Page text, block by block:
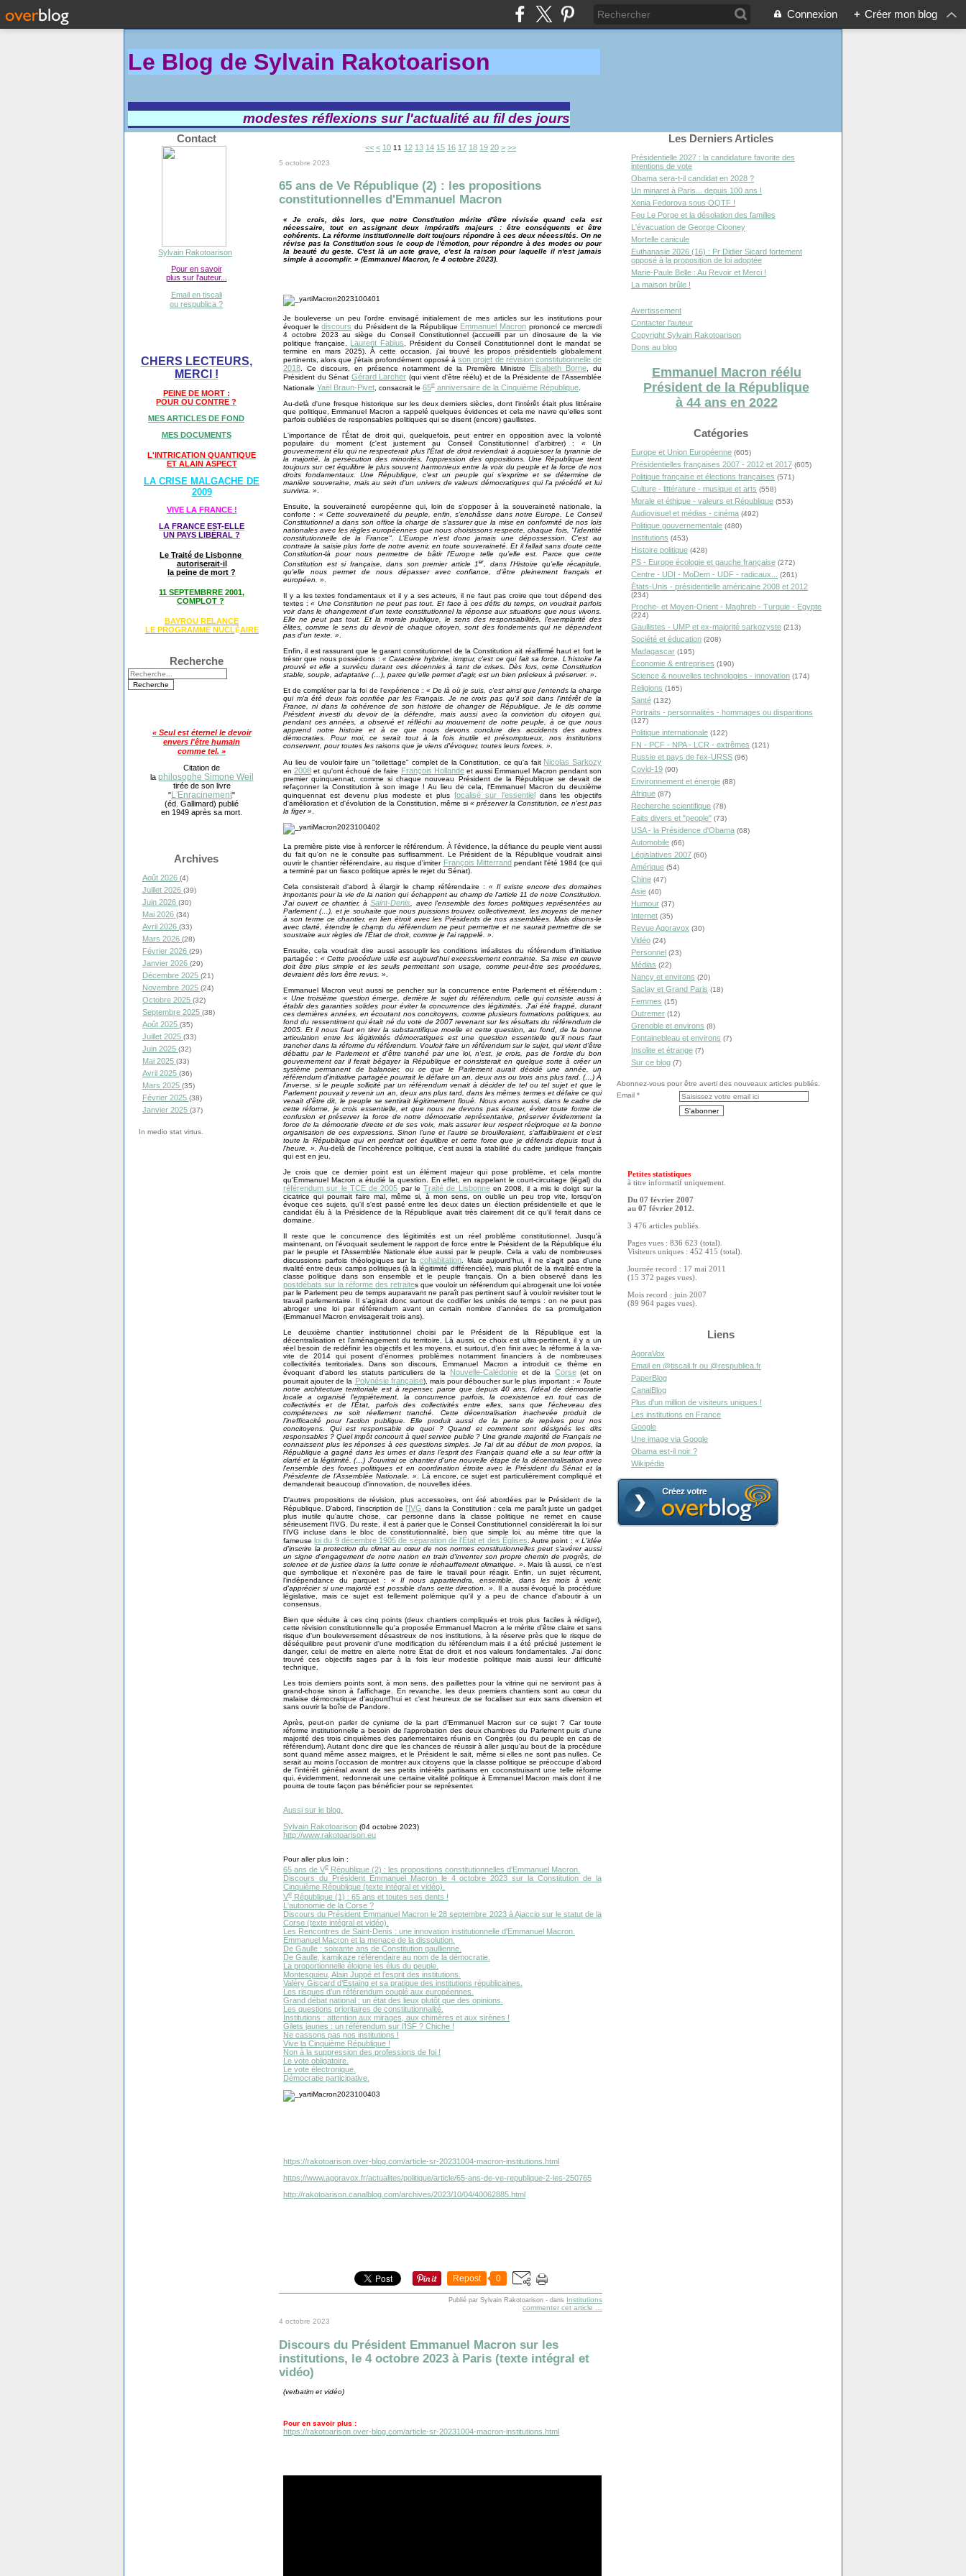
Connexion + Créer mon blog
Le Blog de Sylvain Rakotoarison
modestes réflexions sur l'actualité au fil des jours
Contact
Sylvain Rakotoarison
Pour en savoir
plus sur l'auteur...
Email en tiscali
ou respublica ?
CHERS LECTEURS,
MERCI !
PEINE DE MORT :
POUR OU CONTRE ?
MES ARTICLES DE FOND
MES DOCUMENTS
L'INTRICATION QUANTIQUE
ET ALAIN ASPECT
LA CRISE MALGACHE DE
2009
VIVE LA FRANCE !
LA FRANCE EST-ELLE
UN PAYS LIBÉRAL ?
Le Traité de Lisbonne
autoriserait-il
la peine de mort ?
11 SEPTEMBRRE 2001,
COMPLOT ?
BAYROU RELANCE
LE PROGRAMME NUCLÉAIRE
Recherche
« Seul est éternel le devoir
envers l'être humain
comme tel. »
Citation de
la philosophe Simone Weil
tirée de son livre
"L'Enracinement"
(éd. Gallimard) publié
en 1949 après sa mort.
Archives
Août 2026 (4)
Juillet 2026 (39)
Juin 2026 (30)
Mai 2026 (34)
Avril 2026 (33)
Mars 2026 (28)
Février 2026 (29)
Janvier 2026 (29)
Décembre 2025 (21)
Novembre 2025 (24)
Octobre 2025 (32)
Septembre 2025 (38)
Août 2025 (35)
Juillet 2025 (33)
Juin 2025 (32)
Mai 2025 (33)
Avril 2025 (36)
Mars 2025 (35)
Février 2025 (38)
Janvier 2025 (37)
In medio stat virtus.
<< < 10 11 12 13 14 15 16 17 18 19 20 30
40
> >>
5 octobre 2023
65 ans de Ve République (2) : les propositions
constitutionnelles d'Emmanuel Macron
« Je crois, dès lors, que notre Constitution mérite d'être révisée quand cela est
nécessaire, tout en assignant deux impératifs majeurs : être conséquents et être
cohérents. La réforme institutionnelle doit toujours répondre à ces deux nécessités. On ne
révise pas la Constitution sous le coup de l'émotion, pour répondre à des modes ou pour
la beauté du geste. C'est là un acte grave, c'est la raison pour laquelle il n'est jamais
simple à accomplir. » (Emmanuel Macron, le 4 octobre 2023).
Je bouleverse un peu l'ordre envisagé initialement de mes articles sur les institutions pour
évoquer lediscours du Président de la République Emmanuel Macron prononcé ce mercredi
4 octobre 2023 au siège du Conseil Constitutionnel (accueilli par un dinosaure de la vie
politique française, Laurent Fabius
, Président du Conseil Constitutionnel dont le mandat se
termine en mars 2025).À
cette occasion, j'ai trouvé les propos présidentiels globalement
pertinents, alors que j'étais profondément opposé àson projet de révision constitutionnelle de
2018 . Ce discours, en présence notamment de la Première Ministre Élisabeth Borne , du
Président du Sénat Gérard Larcher (qui vient d'être réélu) et de la Présidente de l'Assemblée
Nationale Yaël Braun-Pivet , consacrait le 65e anniversaire de la Cinquième République
Au-delà d'une fresque historique sur les deux derniers siècles, dont l'intérêt était plus littéraire
que politique, Emmanuel Macron a rappelé quelques évidences et cela me navre qu'elles sont
parfois oubliées de responsables politiques qui se disent (encore) gaullistes.
L'importance de l'État de droit qui, quelquefois, peut entrer en opposition avec la volonté
populaire du moment (c'est justement au Conseil Constitutionnel d'arbitrer) : « Un
gouvernement élu qui ne respecterait plus l'État de droit reviendrait à acquiescer la tyrannie de
la majorité, la persécution des minorités, l'oppression des oppositions. Une République tient
toujours sur cet équilibre le plus souvent harmonieux entre la voix du peuple et la force de nos
droits fondamentaux. Une République, c'est un peuple qui s'exprime et se détermine de
manière souveraine, mais au sein d'un univers de valeurs démocratiques qui l'a précédé et lui
survivra. »
Ensuite, la souveraineté européenne qui, loin de s'opposer à la souveraineté nationale, la
conforte : « Cette souveraineté du peuple, enfin, s’enchâsse dans notre Europe. Le Conseil
Constitutionnel a dans son office la charge de s’assurer que la mise en conformité de nos lois
nationales avec les règles européennes que nous choisissons respecte, chaque fois, "l’identité
constitutionnelle de la France". L’Europe n’est donc jamais une dépossession. C’est au
contraire la saisie plus forte de notre avenir, en toute souveraineté. Et il fallait sans doute cette
Constitution-là pour nous permettre de bâtir l’Europe telle qu’elle est. Parce que cette
Constitution est si française, dans son premier article 1er , dans l’Histoire qu’elle récapitule,
qu’elle nous permet de nous dépasser avec confiance, d’être pleinement français et
européen. »
Il y a les textes fondamentaux et il y a ses acteurs, il ne faut pas croire que tout dépend des
textes :« Une Constitution ne peut pas tout. Et face à ces défis du temps, on voudrait parfois
voir dans le changement d'un texte constitutionnel la réponse aux situations que nous vivons.
Elle ne peut pas tout. Et la morale publique, le sens des responsabilités, l'exemplarité des
élites, comme le sens du devoir de chaque citoyen, sont des fondements qui ne dépendent
pas d'un texte. »
Enfin, il est rassurant que le garant constitutionnel de la Constitution ait réaffirmé haut et fort le
trésor que nous possédons : « Caractère hybride, ismpur, c'est ce qui fait sa force. L'histoire l'a
prouvé et elle a survécu durant ces décennies à tant de crises. Dès lors, cette Constitution
stable, souple, adaptative (…), parce qu'elle permet d'agir, est un bien précieux à préserver. »
Et de compléter par la foi de l'expérience : « De là où je suis, c'est ainsi que j'entends la charge
qui m'a été deux fois confiée par les Français. Je ne crois pas qu'il soit dans l'intérêt de la
France, ni dans la cohérence de son histoire de changer de République. Je le dis comme
Président investi du devoir de la défendre, mais aussi avec la conviction du citoyen qui,
pendant ces années, a observé et réfléchi au mouvement de notre peuple, à ce que nous
apprend notre histoire et à ce que nous devons conclure des accidents des autres
démocraties. Pour moi, ce serait tout à la fois inutile et présomptueux, nos institutions
conservent, pour toutes les raisons que je viens d'évoquer, toutes leurs forces. »
Au lieu de vouloir faire un "toilettage" complet de la Constitution, ce qu'a fait Nicolas Sarkozy
en2008 et qu'ont échoué de faire François Hollandeet aussi Emmanuel Macron pendant son
premier quinquennat, comme si chaque nouveau Président de la République se devait de
refaçonner la Constitution à son image ! Au lieu de cela, l'Emmanuel Macron du deuxième
quinquennat est devenu plus modeste et plusfocalisé sur l'essentiel dans les objectifs
d'amélioration et d'évolution de la Constitution, même si « préserver la Constitution, ce n'est pas
la figer »
La première piste vise à renforcer le référendum. À l'évidence, la défiance du peuple vient aussi
du fait qu'on ne le consulte pas suffisamment. Le Président de la République voudrait ainsi
ouvrir le chantier référendaire, au risque d'imiter François Mitterrand pendant l'été 1984 (ce qui
a terminé par un fiasco politique après le rejet du Sénat).
Cela consisterait d'abord à élargir le champ référendaire : « Il existe encore des domaines
importants pour la vie de la nation qui échappent au champ de l'article 11 de notre Constitution.
J'ai ouvert ce chantier, àSaint-Denis
, avec l'ensemble des forces politiques représentées au
Parlement (…), et je souhaite que nous puissions trouver, collectivement, les moyens de mener
à son terme ce chantier, en lien étroit avec les Présidents de nos assemblées. Mais disons-le
avec clarté, étendre le champ du référendum ne peut permettre et ne saurait permettre de se
soustraire aux règles de l’État de droit, comme je l'ai rappelé. »
Ensuite, cela voudrait dire aussi assouplir les conditions irréalistes du référendum d'initiative
partagée : « Cette procédure utile est aujourd'hui excessivement contrainte. Sa mise en œuvre
doit être plus simple et les seuils permettant son usage, comme peut-être ses procédures,
devraient dès lors être revus. »
Emmanuel Macron veut aussi se pencher sur la concurrence entre Parlement et référendum :
« Une troisième question émerge, derrière le sujet du référendum, celle qui consiste aussi à
établir des garanties solides pour éviter la concurrence des légitimités. J'ai été frappé, durant
ces dernières années, en écoutant nos concitoyens, comme plusieurs formations politiques, au
fond du ressentiment qui était né du vote de 2007 revenant sur les résultats du référendum de
2005. Et il nous faut en tirer la substantifique moelle et cette question, au fond, de la bonne
articulation entre les légitimités démocratiques est une question essentielle qu’il nous faut
trancher dans la réforme du référendum. Vouloir faire un référendum sur le sujet, qui vient d’être
débattu par le Parlement et d'être tranché par une loi, n'est, je crois, pas de l'ordre du bon
gouvernement car il ferait bégayer la République et consisterait en quelque sorte à créer un
système permanent de balancier, ou ce que le Parlement aurait décidé une année, un
référendum d'initiative partagée pourrait le défaire un an, deux ans ou trois ans plus tard. (…) À
l'inverse, si le peuple sollicité par un référendum venait à décider de tel ou tel sujet et que le
Parlement pouvait y revenir un an, deux ans plus tard, dans les mêmes termes et défaire ce qui
venait d'être dit, le peuple se sentirait légitimement floué. Nous avons aussi, dans le cadre de
cette réforme, je crois essentielle, et que nous ne devons pas écarter, éviter toute forme de
confusion et préserver la force de notre démocratie représentative, préserver évidemment la
force de la démocratie directe et de ses voix, mais assurer leur respect réciproque et la bonne
organisation de ces expressions. Sinon l'une et l'autre se brouilleraient, s’affaibliraient et c'est
toute la République qui en perdrait cet équilibre et cette force que je défends depuis tout à
l'heure. » . Au-delà de l'incohérence politique, c'est aussi la stabilité du cadre juridique français
qui est en jeu.
Je crois que ce dernier point est un élément majeur qui pose problème, et cela montre
qu'Emmanuel Macron a étudié la question. En effet, en rappelant le court-circuitage (légal) du
référendum sur le TCE de 2005 par leTraité de Lisbonneen 2008, il a mis le doigt sur la
cicatrice qui pourrait faire mal, même si, à mon sens, on oublie un peu trop vite, lorsqu'on
évoque ces sujets, qu'il s'est passé entre les deux dates un élection présidentielle et que le
candidat élu à la Présidence de la République avait très clairement dit ce qu'il ferait dans ce
domaine.
Il reste que le concurrence des légitimités est un réel problème constitutionnel. Jusqu'à
maintenant, on l'évoquait seulement le rapport de force entre le Président de la République élu
par le peuple et l'Assemblée Nationale élue aussi par le peuple. Cela a valu de nombreuses
discussions parfois théologiques sur lacohabitation . Mais aujourd'hui, il ne s'agit pas d'une
rivalité entre deux camps politiques (à la légitimité différenciée), mais plutôt de la rivalité entre la
classe politique dans son ensemble et le peuple français. On a bien observé dans les
postdébats sur la réforme des retraites que vouloir un référendum qui abrogerait une loi votée
par le Parlement peu de temps auparavant ne paraît pas pertinent sauf à vouloir revisiter tout le
travail parlementaire. Il s'agirait donc surtout de codifier les unités de temps : on ne peut pas
abroger une loi par référendum avant un certain nombre d'années de sa promulgation
(Emmanuel Macron envisagerait trois ans).
Le deuxième chantier institutionnel choisi par le Président de la République est la
décentralisation et l'aménagement du territoire. Là aussi, ce choix est ultra-pertinent, il y a un
réel besoin de redéfinir les objectifs et les moyens, et surtout, d'en finir avec la réforme à la va-
vite de 2014 qui posent d'énormes problèmes notamment financiers à de nombreuses
collectivités territoriales. Dans son discours, Emmanuel Macron a introduit ce thème en
évoquant d'abord les statuts particuliers de la
Nouvelle-Calédonieet de la Corse(et on
pourrait ajouter de la Polynésie française), mais pour déboucher sur le plus important : « Toute
notre architecture territoriale est à repenser, parce que depuis 40 ans, l'idéal de démocratie
locale a organisé l'empiétement, la concurrence parfois, la coexistence en tout cas de
collectivités et de l'État, parfois des collectivités entre elles, sans que l'écheveau des
compétences ne soit réellement tranché. Cette décentralisation inachevée produit de
l’inefficacité pour l’action publique. Elle produit aussi de la perte de repères pour nos
concitoyens. Qui est responsable de quoi ? Quand et comment sont désignés les dits
responsables ? Quel impôt concourt à quel service public ? Une grande majorité de Français ne
connaissent plus les réponses à ces questions simples. Je l’ai dit au début de mon propos, la
République a gagné dans les urnes et dans l’esprit des Français quand elle a su leur offrir la
clarté et la légitimité. (…) J'ouvrirai ce chantier d'une nouvelle étape de la décentralisation avec
l'ensemble des forces politiques et en coordination étroite avec le Président du Sénat et la
Présidente de l’Assemblée Nationale. » . Là encore, ce sujet est particulièrement compliqué et
demanderait beaucoup d'innovation, de nouvelles idées.
D'autres propositions de révision, plus accessoires, ont été abordées par le Président de la
République. D'abord, l'inscription de l'IVG dans la Constitution : cela me paraît juste un gadget
plus inutile qu'autre chose, car personne dans la classe politique ne remet en cause
sérieusement l'IVG. Du reste, il est à parier que le Conseil Constitutionnel considérerait la loi sur
l'IVG incluse dans le bloc de constitutionnalité, bien que simple loi, au même titre que la
fameuse loi du 9 décembre 1905 de séparation de l'État et des Églises . Autre point : « L'idée
d'inscrire la protection du climat au cœur de nos normes constitutionnelles peut s'avérer aussi
un signe d'engagement de notre nation en train d'inventer son propre chemin de progrès, de
science et de justice dans la lutte contre le réchauffement climatique. » . Mais là aussi, ce n'est
que symbolique et n'exonère pas de faire le travail pour réagir. Enfin, un sujet récurrent,
l'indépendance du parquet : « Il nous appartiendra, ensemble, dans les mois à venir,
d'apprécier si une majorité est possible dans cette direction. »
. Il a aussi évoqué la procédure
législative, mais ce sujet est tellement polémique qu'il y a peu de chance d'aboutir à un
consensus.
Bien que réduite à ces cinq points (deux chantiers compliqués et trois plus faciles à rédiger),
cette révision constitutionnelle qu'a proposée Emmanuel Macron a le mérite d'être claire et sans
risque d'un bouleversement désastreux de nos institutions, à la réserve près que le risque de
déséquilibre peut provenir d'une modification du référendum mais il a été précisé justement le
danger, celui de mettre en alerte notre État de droit et nos valeurs fondamentales. J'ai donc
trouvé ces objectifs sages par à la fois leur modestie politique mais aussi leur difficulté
technique.
Les trois derniers points sont, à mon sens, des paillettes pour la vitrine qui ne serviront pas à
grand-chose sinon à l'affichage. En revanche, les deux premiers chantiers sont au cœur du
malaise démocratique d'aujourd'hui et c'est heureux de se focaliser sur eux sans diversion et
sans ouvrir la boîte de Pandore.
Après, peut-on parler de cynisme de la part d'Emmanuel Macron sur ce sujet ? Car toute
réforme institutionnelle a besoin de l'approbation des deux chambres du Parlement puis d'une
majorité des trois cinquièmes des parlementaires réunis en Congrès (ou du peuple en cas de
référendum). Autant donc dire que les chances de réussir à aller jusqu'au bout de la procédure
sont quand même assez maigres, et le Président le sait, même si elles ne sont pas nulles. Ce
serait au moins l'occasion de montrer aux citoyens que la classe politique se préoccupe d'abord
de l'intérêt général avant de ses petits intérêts partisans en coconstruisant une telle réforme
qui, évidemment, redonnerait une certaine vitalité politique à Emmanuel Macron mais dont il ne
pourra de toute façon pas bénéficier pour se représenter.
Aussi sur le blog.
Sylvain Rakotoarison (04 octobre 2023)
http://www.rakotoarison.eu
Pour aller plus loin :
65 ans de Ve République (2) : les propositions constitutionnelles d'Emmanuel Macron.
Discours du Président Emmanuel Macron le 4 octobre 2023 sur la Constitution de la
Cinquième République (texte intégral et vidéo).
Ve République (1) : 65 ans et toutes ses dents !
L'autonomie de la Corse ?
Discours du Président Emmanuel Macron le 28 septembre 2023 à Ajaccio sur le statut de la
Corse (texte intégral et vidéo).
Les Rencontres de Saint-Denis : une innovation institutionnelle d'Emmanuel Macron.
Emmanuel Macron et la menace de la dissolution.
De Gaulle : soixante ans de Constitution gaullienne.
De Gaulle, kamikaze référendaire au nom de la démocratie.
La proportionnelle éloigne les élus du peuple.
Montesquieu, Alain Juppé et l’esprit des institutions.
Valéry Giscard d’Estaing et sa pratique des institutions républicaines.
Les risques d’un référendum couplé aux européennes.
Grand débat national : un état des lieux plutôt que des opinions.
Les questions prioritaires de constitutionnalité.
Institutions : attention aux mirages, aux chimères et aux sirènes !
Gilets jaunes : un référendum sur l’ISF ? Chiche !
Ne cassons pas nos institutions !
Vive la Cinquième République !
Non à la suppression des professions de foi !
Le vote obligatoire.
Le vote électronique.
Démocratie participative.
https://rakotoarison.over-blog.com/article-sr-20231004-macron-institutions.html
https://www.agoravox.fr/actualites/politique/article/65-ans-de-ve-republique-2-les-250765
http://rakotoarison.canalblog.com/archives/2023/10/04/40062885.html
Repost 0
Publié par Sylvain Rakotoarison - dans Institutions
commenter cet article
4 octobre 2023
Discours du Président Emmanuel Macron sur les
institutions, le 4 octobre 2023 à Paris (texte intégral et
vidéo)
(verbatim et vidéo)
Pour en savoir plus :
https://rakotoarison.over-blog.com/article-sr-20231004-macron-institutions.html
Les Derniers Articles
Présidentielle 2027 : la candidature favorite des
intentions de vote
Obama sera-t-il candidat en 2028 ?
Un minaret à Paris... depuis 100 ans !
Xenia Fedorova sous OQTF !
Feu Le Porge et la désolation des familles
L'évacuation de George Clooney
Mortelle canicule
Euthanasie 2026 (16) : Pr Didier Sicard fortement
opposé à la proposition de loi adoptée
Marie-Paule Belle : Au Revoir et Merci !
La maison brûle !
Avertissement
Contacter l'auteur
Copyright Sylvain Rakotoarison
Dons au blog
Emmanuel Macron réélu
Président de la République
à 44 ans en 2022
Catégories
Europe et Union Européenne (605)
Présidentielles françaises 2007 - 2012 et 2017 (605)
Politique française et élections françaises (571)
Culture - littérature - musique et arts (558)
Morale et éthique - valeurs et République (553)
Audiovisuel et médias - cinéma (492)
Politique gouvernementale (480)
Institutions (453)
Histoire politique (428)
PS - Europe écologie et gauche française (272)
Centre - UDI - MoDem - UDF - radicaux... (261)
États-Unis - présidentielle américaine 2008 et 2012
(234)
Proche- et Moyen-Orient - Maghreb - Turquie - Egypte
(224)
Gaullistes - UMP et ex-majorité sarkozyste (213)
Société et éducation (208)
Madagascar (195)
Économie & entreprises (190)
Science & nouvelles technologies - innovation (174)
Religions (165)
Santé (132)
Portraits - personnalités - hommages ou disparitions
(127)
Politique internationale (122)
FN - PCF - NPA - LCR - extrêmes (121)
Russie et pays de l'ex-URSS (96)
Covid-19 (90)
Environnement et énergie (88)
Afrique (87)
Recherche scientifique (78)
Faits divers et "people" (73)
USA - la Présidence d'Obama (68)
Automobile (66)
Législatives 2007 (60)
Amérique (54)
Chine (47)
Asie (40)
Humour (37)
Internet (35)
Revue Agoravox (30)
Vidéo (24)
Personnel (23)
Médias (22)
Nancy et environs (20)
Saclay et Grand Paris (18)
Femmes (15)
Outremer (12)
Grenoble et environs (8)
Fontainebleau et environs (7)
Insolite et étrange (7)
Sur ce blog (7)
Abonnez-vous pour être averti des nouveaux articles publiés.
Email
Petites statistiques
à titre informatif uniquement.
Du 07 février 2007
au 07 février 2012.
3 476 articles publiés.
Pages vues : 836 623 (total).
Visiteurs uniques : 452 415 (total).
Journée record : 17 mai 2011
(15 372 pages vues).
Mois record : juin 2007
(89 964 pages vues).
Liens
AgoraVox
Email en @tiscali.fr ou @respublica.fr
PaperBlog
CanalBlog
Plus d'un million de visiteurs uniques !
Les institutions en France
Google
Une image via Google
Obama est-il noir ?
Wikipédia